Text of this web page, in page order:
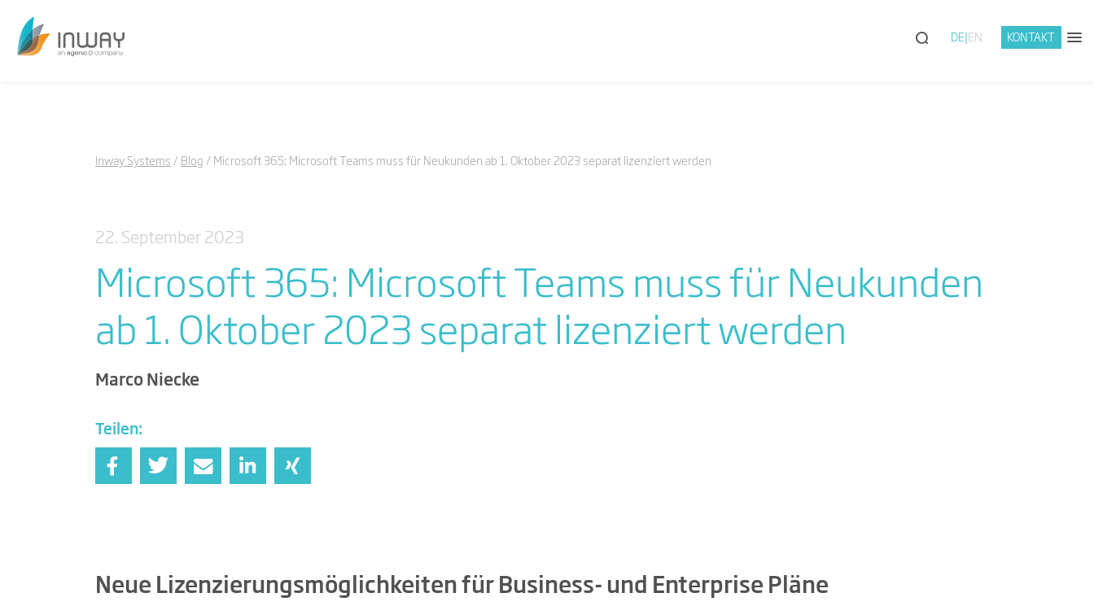
DE EN KONTAKT
Inway Systems Blog Microsoft 365: Microsoft Teams muss für Neukunden ab 1. Oktober 2023 separat lizenziert werden
22. September 2023
Microsoft 365: Microsoft Teams muss für Neukunden
ab 1. Oktober 2023 separat lizenziert werden
Marco Niecke
Teilen:
Neue Lizenzierungsmöglichkeiten für Business- und Enterprise Pläne